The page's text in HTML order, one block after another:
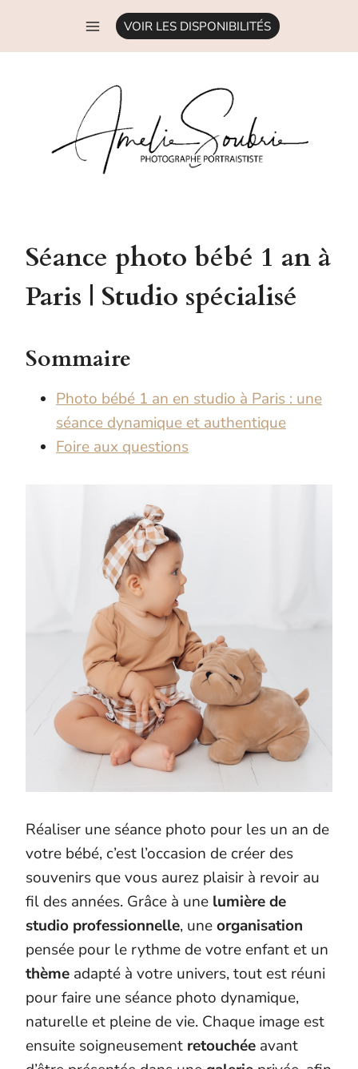
contenu
VOIR LES DISPONIBILITÉS
Séance photo bébé 1 an à
Paris | Studio spécialisé
Sommaire
Photo bébé 1 an en studio à Paris : une
séance dynamique et authentique
Foire aux questions
Réaliser une séance photo pour les un an de
votre bébé, c’est l’occasion de créer des
souvenirs que vous aurez plaisir à revoir au
fil des années. Grâce à une lumière de
studio professionnelle, uneorganisation
pensée pour le rythme de votre enfant et un
thème adapté à votre univers, tout est réuni
pour faire une séance photo dynamique,
naturelle et pleine de vie. Chaque image est
ensuite soigneusement retouchée avant